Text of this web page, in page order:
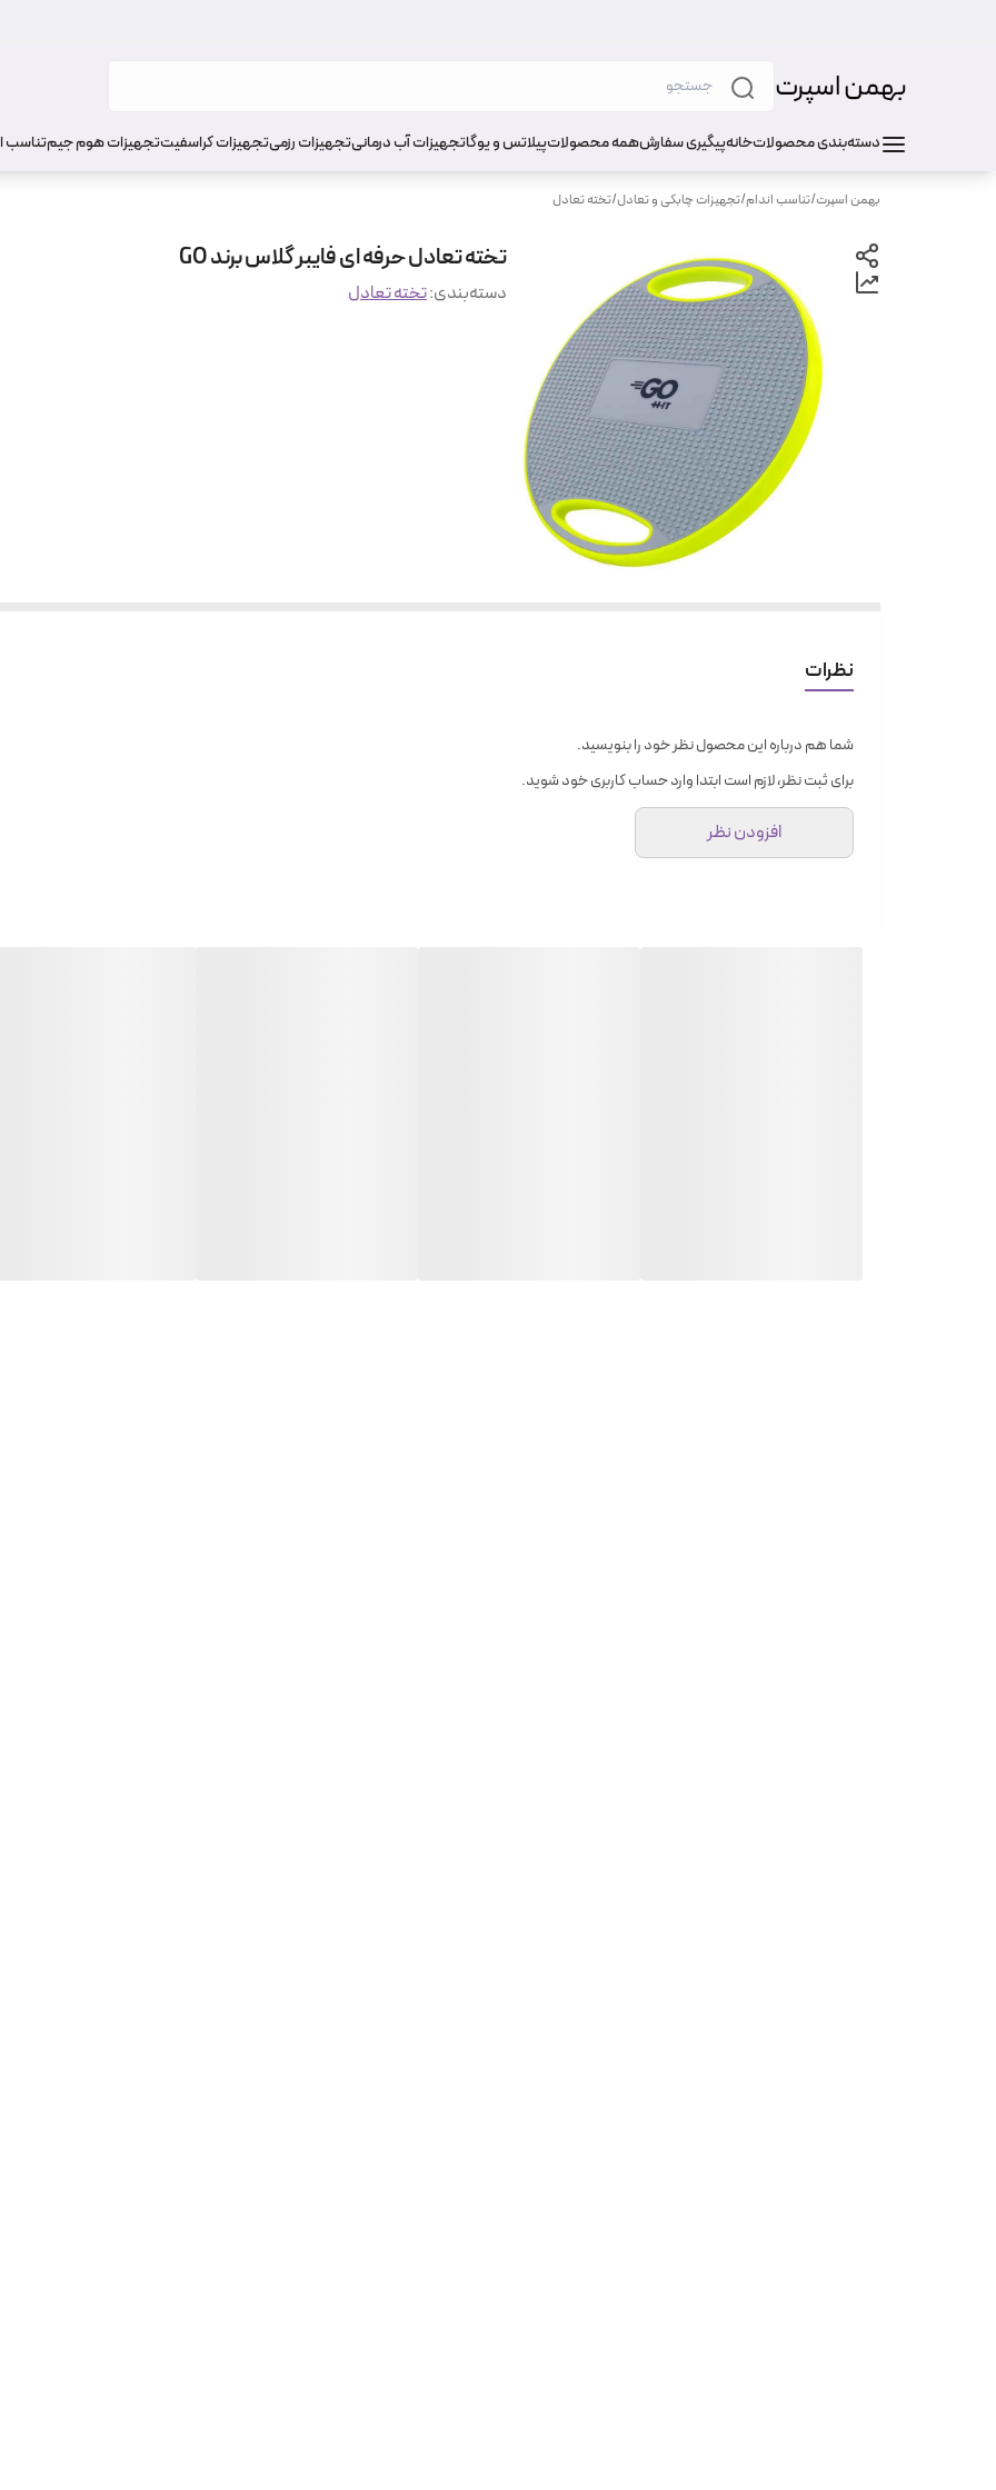
بهمن اسپرت
دسته‌بندی محصولاتخانهپیگیری سفارشهمه محصولاتپیلاتس و یوگاتجهیزات آب درمانیتجهیزات رزمیتجهیزات کراسفیتتجهیزات هوم جیمتناسب
بهمن اسپرت/تناسب اندام/تجهیزات چابکی و تعادل/تخته تعادل
تخته تعادل حرفه ای فایبر گلاس برند GO
دسته‌بندی:تخته تعادل
نظرات
شما هم درباره این محصول نظر خود را بنویسید.
برای ثبت نظر، لازم است ابتدا وارد حساب کاربری خود شوید.
افزودن نظر